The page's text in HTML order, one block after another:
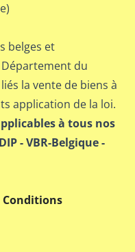
belges et
du
la vente de biens à
application de la loi.
à tous nos
- VBR-Belgique -
Conditions